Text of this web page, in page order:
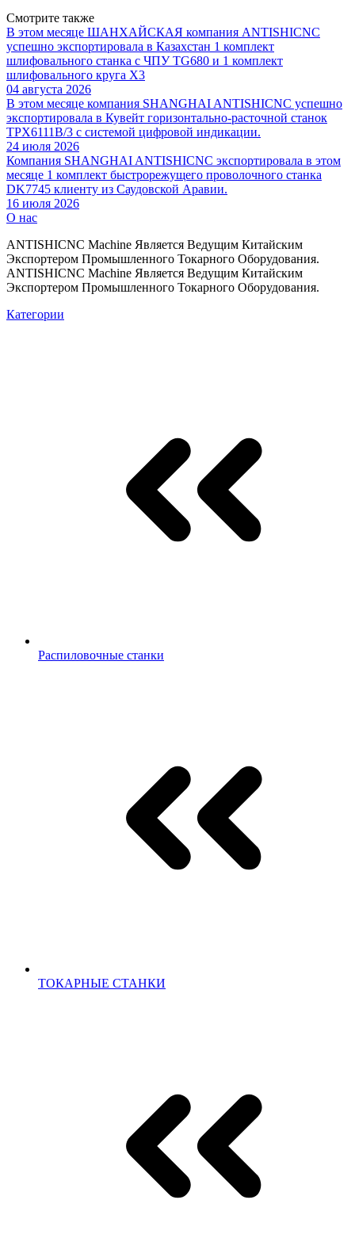
Смотрите также
В этом месяце ШАНХАЙСКАЯ компания ANTISHICNC
успешно экспортировала в Казахстан 1 комплект
шлифовального станка с ЧПУ TG680 и 1 комплект
шлифовального круга X3
04 августа 2026
В этом месяце компания SHANGHAI ANTISHICNC успешно
экспортировала в Кувейт горизонтально-расточной станок
TPX6111B/3 с системой цифровой индикации.
24 июля 2026
Компания SHANGHAI ANTISHICNC экспортировала в этом
месяце 1 комплект быстрорежущего проволочного станка
DK7745 клиенту из Саудовской Аравии.
16 июля 2026
О нас
ANTISHICNC Machine Является Ведущим Китайским
Экспортером Промышленного Токарного Оборудования.
ANTISHICNC Machine Является Ведущим Китайским
Экспортером Промышленного Токарного Оборудования.
Категории
Распиловочные станки
ТОКАРНЫЕ СТАНКИ